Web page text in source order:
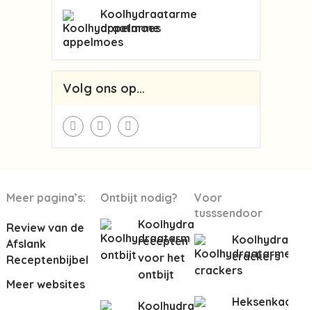
Koolhydraatarme
appelmoes
Volg ons op…
Meer pagina’s:
Review van de
Afslank
Receptenbijbel
Meer websites
Ontbijt nodig?
Koolhydraatarme
recepten
voor het
ontbijt
Koolhydraatarme
Voor
tusssendoor
crackers
Heksenkaas